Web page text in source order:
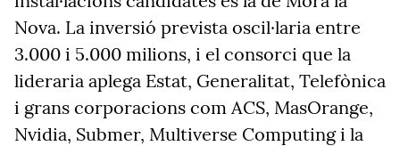
Nova. La inversió prevista oscil·laria entre
3.000 i 5.000 milions, i el consorci que la
lideraria aplega Estat, Generalitat, Telefònica
i grans corporacions com ACS, MasOrange,
Nvidia, Submer, Multiverse Computing i la